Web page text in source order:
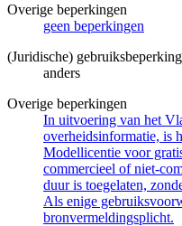
Overige beperkingen
geen beperkingen
(Juridische) gebruiksbeperking
anders
Overige beperkingen
In uitvoering van het
overheidsinformatie, is
Modellicentie voor
commercieel of niet-
duur is toegelaten,
Als enige
bronvermeldingsplicht.